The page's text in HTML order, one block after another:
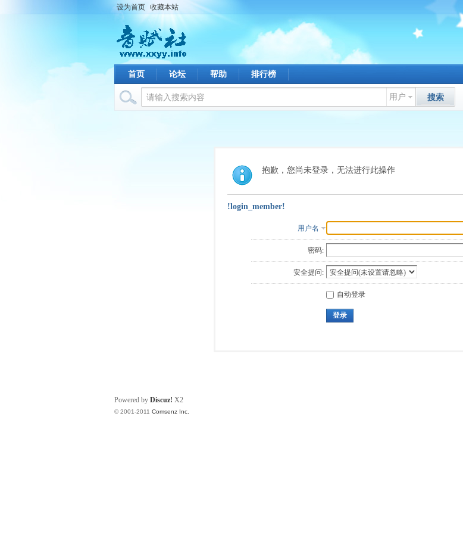
设为首页 收藏本站
首页 论坛 帮助 排行榜
用户 搜索
抱歉，您尚未登录，无法进行此操作
!login_member!
用户名
密码:
安全提问:
自动登录
登录
Powered by Discuz! X2
© 2001-2011 Comsenz Inc.